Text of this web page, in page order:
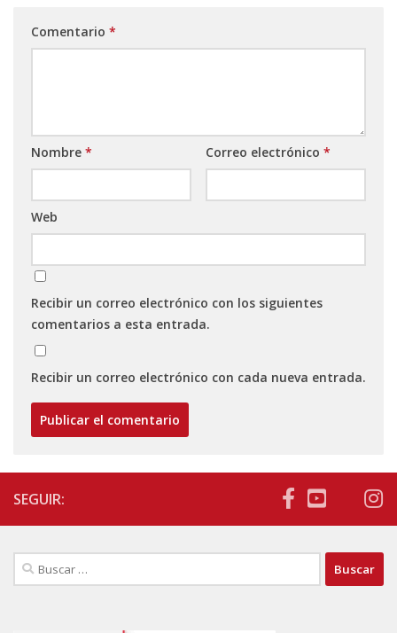
Comentario *
Nombre * Correo electrónico *
Web
Recibir un correo electrónico con los siguientes
comentarios a esta entrada.
Recibir un correo electrónico con cada nueva entrada.
SEGUIR:
Buscar: